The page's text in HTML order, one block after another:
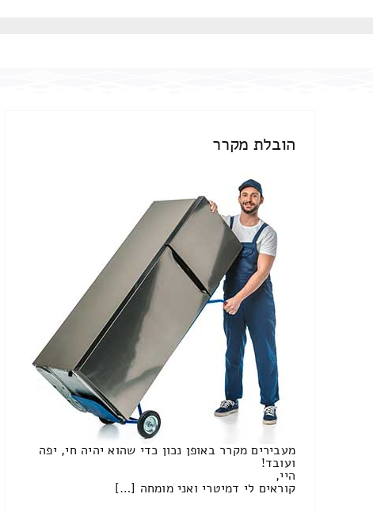
הובלת מקרר
מעבירים מקרר באופן נכון כדי שהוא יהיה חי, יפה
ועובד!
היי,
קוראים לי דמיטרי ואני מומחה […]